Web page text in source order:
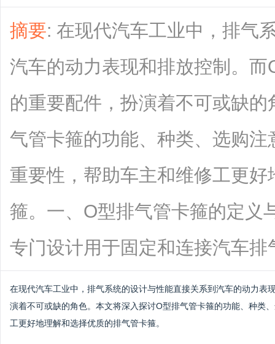
摘要: 在现代汽车工业中，排气
汽车的动力表现和排放控制。
的重要配件，扮演着不可或缺
气管卡箍的功能、种类、选购
重要性，帮助车主和维修工更
箍。一、O型排气管卡箍的定义
专门设计用于固定和连接汽车排
在现代汽车工业中，排气系统的设计与性能直接关系到汽车的动力表
演着不可或缺的角色。本文将深入探讨O型排气管卡箍的功能、种类
工更好地理解和选择优质的排气管卡箍。